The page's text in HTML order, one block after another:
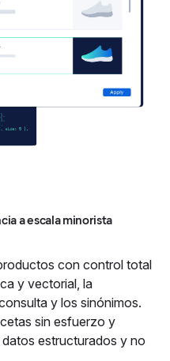
a escala minorista
con control total
y vectorial, la
y los sinónimos.
sin esfuerzo y
estructurados y no